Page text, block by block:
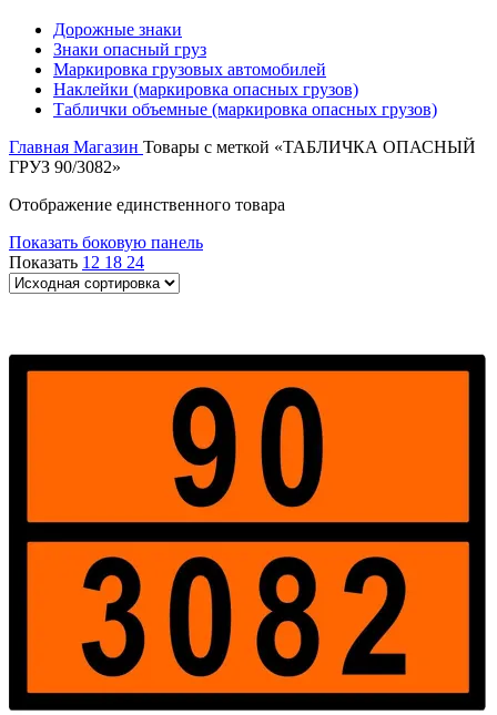
Дорожные знаки
Знаки опасный груз
Маркировка грузовых автомобилей
Наклейки (маркировка опасных грузов)
Таблички объемные (маркировка опасных грузов)
Главная Магазин Товары с меткой «ТАБЛИЧКА ОПАСНЫЙ
ГРУЗ 90/3082»
Отображение единственного товара
Показать боковую панель
Показать 12 18 24